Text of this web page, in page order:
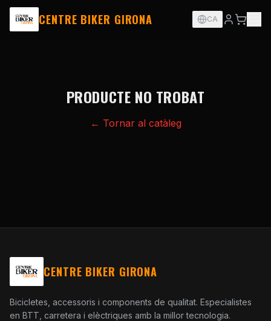
CENTRE BIKER GIRONA CA
PRODUCTE NO TROBAT
← Tornar al catàleg
CENTRE BIKER GIRONA
Bicicletes, accessoris i components de qualitat. Especialistes
en BTT, carretera i elèctriques amb la millor tecnologia.